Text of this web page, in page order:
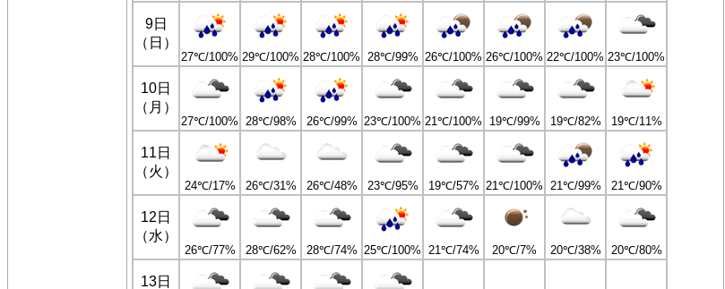
9日
（日）
27℃/100% 29℃/100% 28℃/100% 28℃/99% 26℃/100% 26℃/100% 22℃/100% 23℃/100%
10日
（月）
27℃/100% 28℃/98% 26℃/99% 23℃/100% 21℃/100% 19℃/99% 19℃/82% 19℃/11%
11日
（火）
24℃/17% 26℃/31% 26℃/48% 23℃/95% 19℃/57% 21℃/100% 21℃/99% 21℃/90%
12日
（水）
26℃/77% 28℃/62% 28℃/74% 25℃/100% 21℃/74% 20℃/7% 20℃/38% 20℃/80%
13日